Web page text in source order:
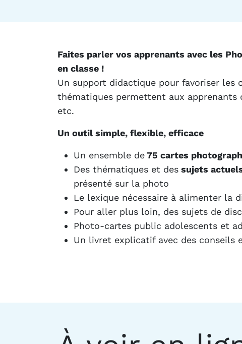
Faites parler vos apprenants avec les
en classe !
Un support didactique pour favoriser les
thématiques permettent aux apprenants
etc.
Un outil simple, flexible, efficace
Un ensemble de75 cartes
Des thématiques et des sujets
présenté sur la photo
Le lexique nécessaire à alimenter la
Pour aller plus loin, des sujets de
Photo-cartes public adolescents et
Un livret explicatif avec des conseils